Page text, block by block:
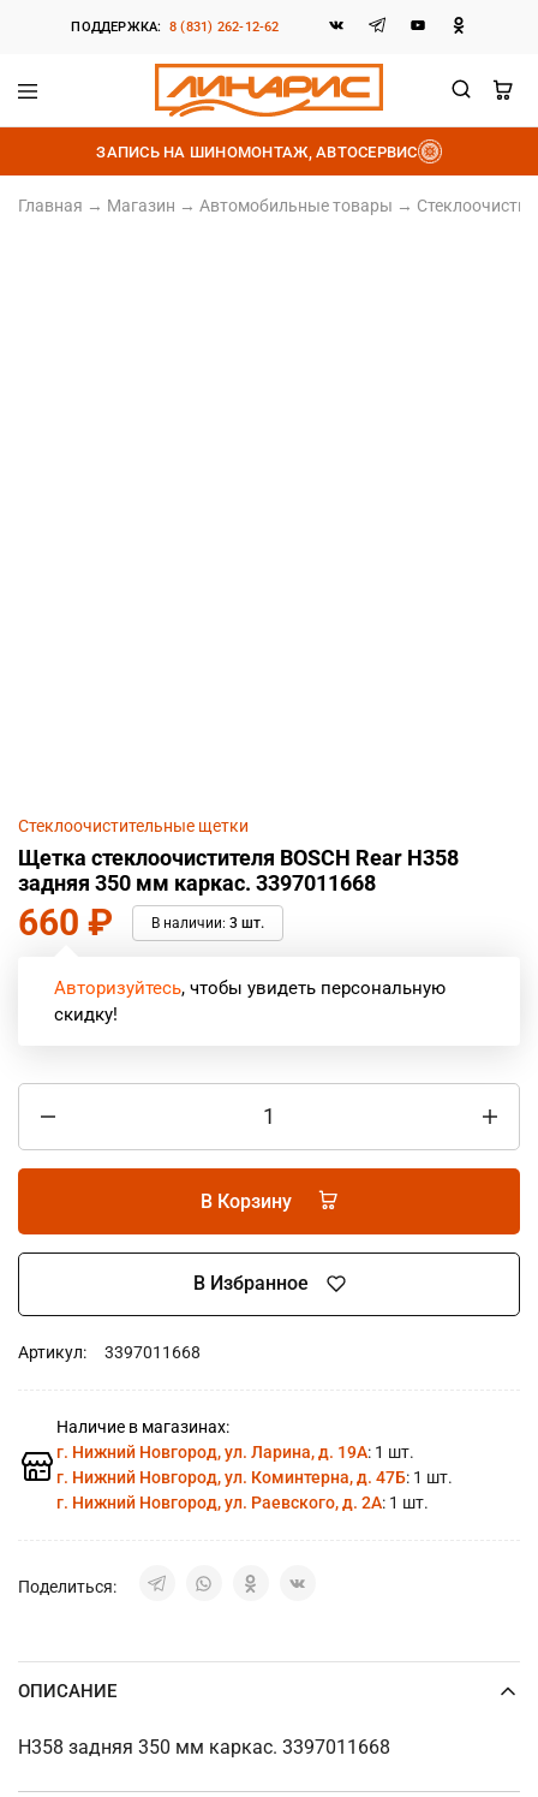
ПОДДЕРЖКА: 8 (831) 262-12-62
Линарис
Продажа
шин,
дисков
и
аккумуляторов
ЗАПИСЬ НА ШИНОМОНТАЖ, АВТОСЕРВИС
Главная → Магазин → Автомобильные товары →
Стеклоочистительные щетки
Щетка стеклоочистителя BOSCH Rear H358
задняя 350 мм каркас. 3397011668
660 ₽ В наличии: 3 шт.
Авторизуйтесь, чтобы увидеть персональную
скидку!
В Корзину
В Избранное
Артикул: 3397011668
Наличие в магазинах:
г. Нижний Новгород, ул. Ларина, д. 19А: 1 шт.
г. Нижний Новгород, ул. Коминтерна, д. 47Б: 1 шт.
г. Нижний Новгород, ул. Раевского, д. 2А: 1 шт.
Поделиться:
ОПИСАНИЕ
H358 задняя 350 мм каркас. 3397011668